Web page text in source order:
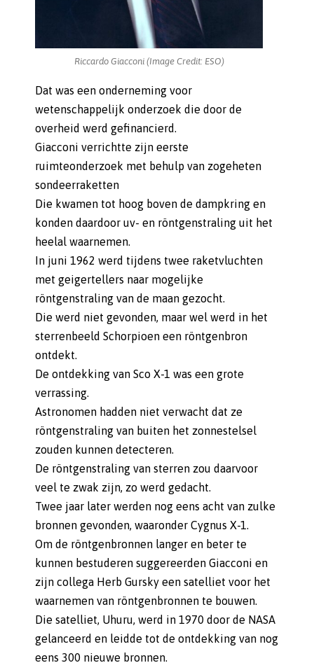
Riccardo Giacconi (Image Credit: ESO)
Dat was een onderneming voor
wetenschappelijk onderzoek die door de
overheid werd gefinancierd.
Giacconi verrichtte zijn eerste
ruimteonderzoek met behulp van zogeheten
sondeerraketten
Die kwamen tot hoog boven de dampkring en
konden daardoor uv- en röntgenstraling uit het
heelal waarnemen.
In juni 1962 werd tijdens twee raketvluchten
met geigertellers naar mogelijke
röntgenstraling van de maan gezocht.
Die werd niet gevonden, maar wel werd in het
sterrenbeeld Schorpioen een röntgenbron
ontdekt.
De ontdekking van Sco X-1 was een grote
verrassing.
Astronomen hadden niet verwacht dat ze
röntgenstraling van buiten het zonnestelsel
zouden kunnen detecteren.
De röntgenstraling van sterren zou daarvoor
veel te zwak zijn, zo werd gedacht.
Twee jaar later werden nog eens acht van zulke
bronnen gevonden, waaronder Cygnus X-1.
Om de röntgenbronnen langer en beter te
kunnen bestuderen suggereerden Giacconi en
zijn collega Herb Gursky een satelliet voor het
waarnemen van röntgenbronnen te bouwen.
Die satelliet, Uhuru, werd in 1970 door de NASA
gelanceerd en leidde tot de ontdekking van nog
eens 300 nieuwe bronnen.